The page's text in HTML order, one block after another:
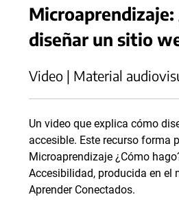
Microaprendizaje:
diseñar un sitio
Video | Material
Un video que explica cómo
accesible. Este recurso forma
Microaprendizaje ¿Cómo
Accesibilidad, producida en el
Aprender Conectados.